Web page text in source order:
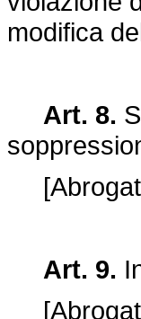
modifica
Art. 8.
Art. 9.